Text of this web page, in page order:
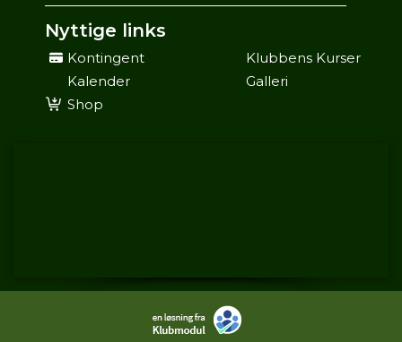
Nyttige links
Kontingent
Klubbens Kurser
Kalender
Galleri
Shop